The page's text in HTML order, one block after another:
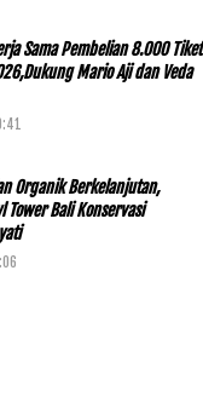
Sama Pembelian 8.000 Tiket
Mario Aji dan Veda
Organik Berkelanjutan,
Tower Bali Konservasi